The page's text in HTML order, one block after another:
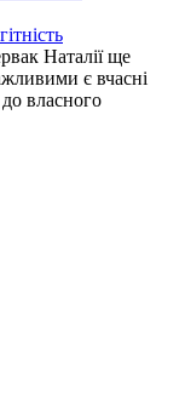
Наталії ще
є вчасні
до власного